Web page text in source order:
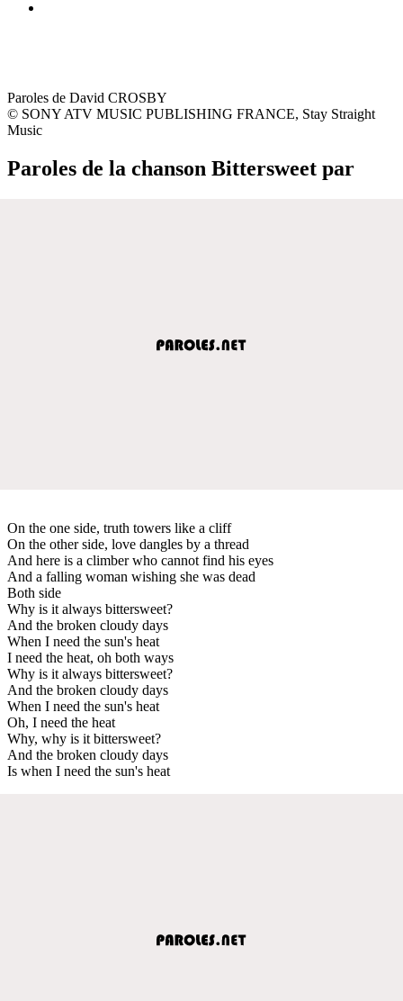
Paroles de David CROSBY
© SONY ATV MUSIC PUBLISHING FRANCE, Stay Straight
Music
Paroles de la chanson Bittersweet par
On the one side, truth towers like a cliff
On the other side, love dangles by a thread
And here is a climber who cannot find his eyes
And a falling woman wishing she was dead
Both side
Why is it always bittersweet?
And the broken cloudy days
When I need the sun's heat
I need the heat, oh both ways
Why is it always bittersweet?
And the broken cloudy days
When I need the sun's heat
Oh, I need the heat
Why, why is it bittersweet?
And the broken cloudy days
Is when I need the sun's heat